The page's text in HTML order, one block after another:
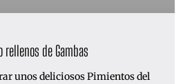
de Gambas
unos deliciosos Pimientos del